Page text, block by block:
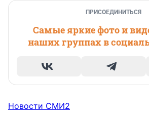
ПРИСОЕДИНИТЬСЯ
Самые яркие фото и
наших группах в
Новости СМИ2